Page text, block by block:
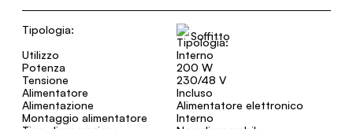
Tipologia:
Soffitto
Utilizzo
Interno
Potenza
200 W
Tensione
230/48 V
Alimentatore
Incluso
Alimentazione
Alimentatore elettronico
Montaggio alimentatore
Interno